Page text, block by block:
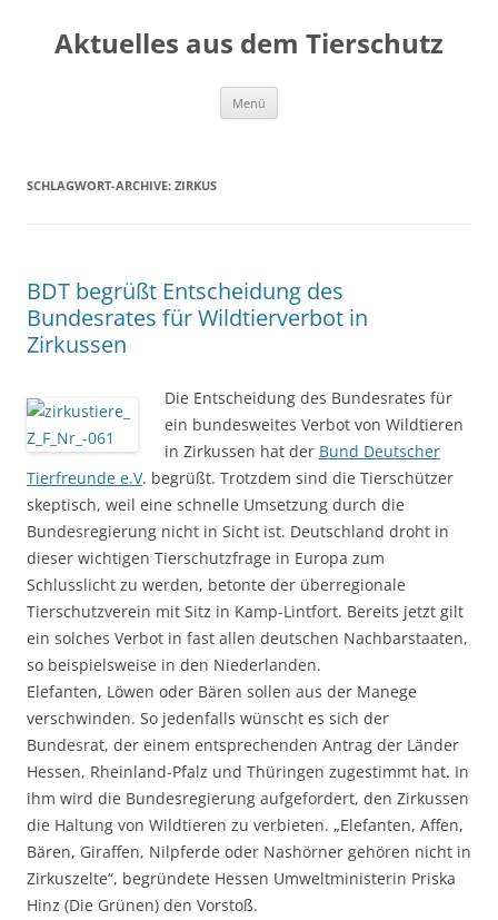
Aktuelles aus dem Tierschutz
Menü
SCHLAGWORT-ARCHIVE: ZIRKUS
BDT begrüßt Entscheidung des
Bundesrates für Wildtierverbot in
Zirkussen
Die Entscheidung des Bundesrates für
ein bundesweites Verbot von Wildtieren
in Zirkussen hat der Bund Deutscher
Tierfreunde e.V. begrüßt. Trotzdem sind die Tierschützer
skeptisch, weil eine schnelle Umsetzung durch die
Bundesregierung nicht in Sicht ist. Deutschland droht in
dieser wichtigen Tierschutzfrage in Europa zum
Schlusslicht zu werden, betonte der überregionale
Tierschutzverein mit Sitz in Kamp-Lintfort. Bereits jetzt gilt
ein solches Verbot in fast allen deutschen Nachbarstaaten,
so beispielsweise in den Niederlanden.
Elefanten, Löwen oder Bären sollen aus der Manege
verschwinden. So jedenfalls wünscht es sich der
Bundesrat, der einem entsprechenden Antrag der Länder
Hessen, Rheinland-Pfalz und Thüringen zugestimmt hat. In
ihm wird die Bundesregierung aufgefordert, den Zirkussen
die Haltung von Wildtieren zu verbieten. „Elefanten, Affen,
Bären, Giraffen, Nilpferde oder Nashörner gehören nicht in
Zirkuszelte“, begründete Hessen Umweltministerin Priska
Hinz (Die Grünen) den Vorstoß.